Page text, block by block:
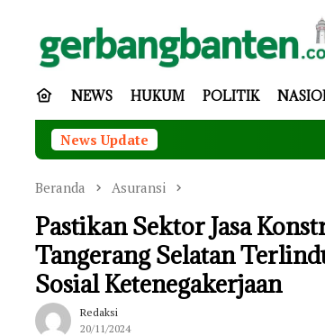
NEWS HUKUM POLITIK
News Update
Beranda Asuransi
Pastikan Sektor Jasa
Tangerang Selatan
Sosial Ketenegakerjaan
Redaksi
20/11/2024